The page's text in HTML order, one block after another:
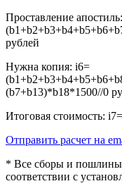
Проставление апостиль:
рублей
Нужна копия: i6=
(b7+b13)*b18*1500//0
Итоговая стоимость:
Отправить расчет на
* Все сборы и пошлины
соответствии с